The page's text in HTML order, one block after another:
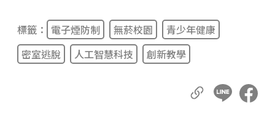
標籤： 電子煙防制 無菸校園
青少年健康
密室逃脫
人工智慧科技 創新教學